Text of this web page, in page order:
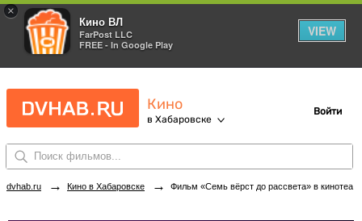
×
Кино ВЛ
FarPost LLC
FREE - In Google Play
VIEW
Кино
в Хабаровске
Войти
dvhab.ru → Кино в Хабаровске → Фильм «Семь вёрст до рассвета» в кинотеатрах Хабаровска. Купить билеты!